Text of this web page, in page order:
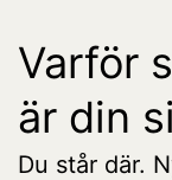
Varför
är din
Du står där.